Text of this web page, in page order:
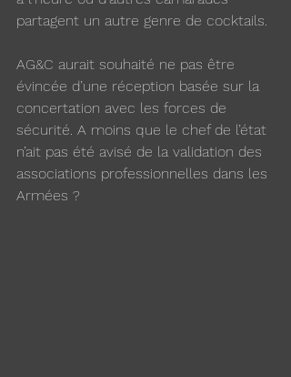
partagent un autre genre de cocktails.
AG&C aurait souhaité ne pas être
évincée d’une réception basée sur la
concertation avec les forces de
sécurité. A moins que le chef de l’état
n’ait pas été avisé de la validation des
associations professionnelles dans les
Armées ?